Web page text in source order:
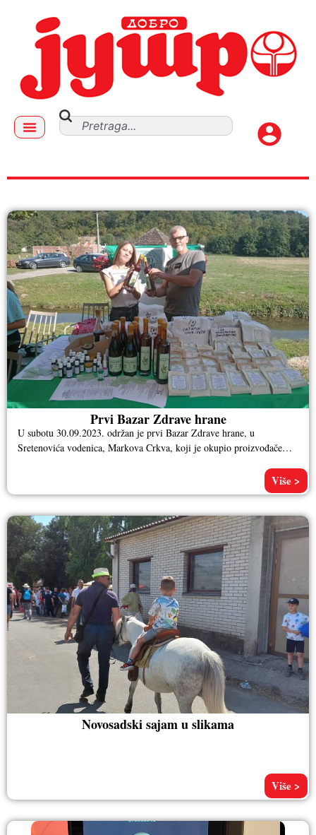
GALERIJA
Prvi Bazar Zdrave hrane
U subotu 30.09.2023. održan je prvi Bazar Zdrave hrane, u
Sretenovića vodenica, Markova Crkva, koji je okupio proizvođače
Više >
Novosadski sajam u slikama
Više >